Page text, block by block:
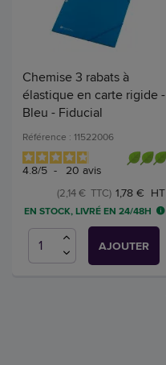
Chemise 3 rabats à
élastique en carte rigide -
Bleu - Fiducial
Référence : 11522006
4.8/5 - 20 avis
1,78 € HT
(2,14 € TTC)
EN STOCK, LIVRÉ EN 24/48H
AJOUTER